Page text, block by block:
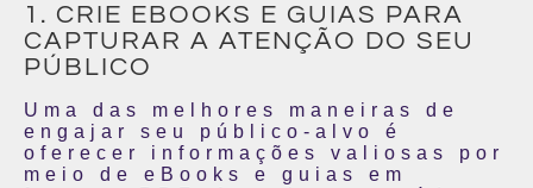
1. CRIE EBOOKS E GUIAS PARA
CAPTURAR A ATENÇÃO DO SEU
PÚBLICO
Uma das melhores maneiras de
engajar seu público-alvo é
oferecer informações valiosas por
meio de eBooks e guias em